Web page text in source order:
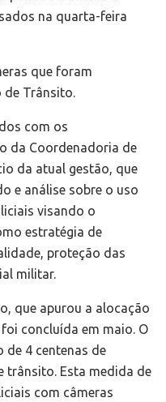
na quarta-feira
que foram
de Trânsito.
com os
da Coordenadoria de
da atual gestão, que
e análise sobre o uso
visando o
estratégia de
proteção das
militar.
que apurou a alocação
concluída em maio. O
4 centenas de
trânsito. Esta medida de
com câmeras